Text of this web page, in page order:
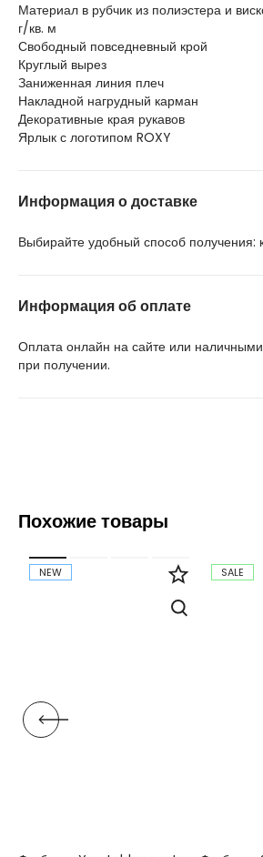
Материал в рубчик из полиэстера и
г/кв. м
Свободный повседневный крой
Круглый вырез
Заниженная линия плеч
Накладной нагрудный карман
Декоративные края рукавов
Ярлык с логотипом ROXY
Информация о доставке
Выбирайте удобный способ получения:
Информация об оплате
Оплата онлайн на сайте или
при получении.
Похожие товары
NEW SALE